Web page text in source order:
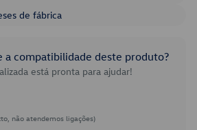
de fábrica
a compatibilidade deste produto?
está pronta para ajudar!
não atendemos ligações)